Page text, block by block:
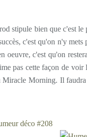
stipule bien que c'est le
c'est qu'on n'y mets
oeuvre, c'est qu'on
pas cette façon de voir
Miracle Morning. Il